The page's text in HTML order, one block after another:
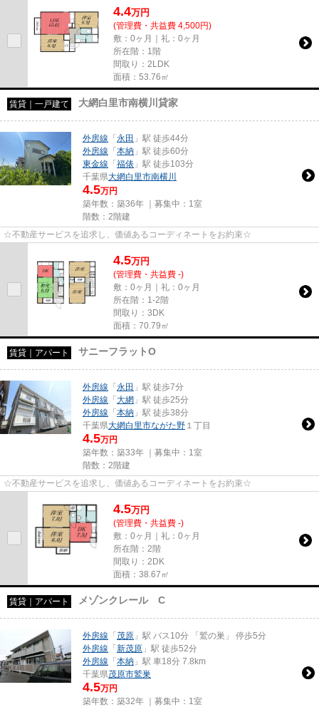
4.4万円
(管理費・共益費 4,500円)
敷：0ヶ月｜礼：0ヶ月
所在階：1階
間取り：2LDK
面積：53.76㎡
賃貸｜一戸建て 大網白里市南横川貸家
外房線 「永田 」駅 徒歩44分
外房線 「本納 」駅 徒歩60分
東金線 「福俵 」駅 徒歩103分
千葉県大網白里市南横川
4.5万円
築年数：築36年 ｜募集中： 1室
階数：2階建
☆不動産サービスを追求し、価値あるコーディネートをお約束☆
4.5万円
(管理費・共益費 -)
敷：0ヶ月｜礼：0ヶ月
所在階：1-2階
間取り：3DK
面積：70.79㎡
賃貸｜アパート サニーフラットO
外房線 「永田 」駅 徒歩7分
外房線 「大網 」駅 徒歩25分
外房線 「本納 」駅 徒歩38分
千葉県大網白里市ながた野 １丁目
4.5万円
築年数：築33年 ｜募集中： 1室
階数：2階建
☆不動産サービスを追求し、価値あるコーディネートをお約束☆
4.5万円
(管理費・共益費 -)
敷：0ヶ月｜礼：0ヶ月
所在階：2階
間取り：2DK
面積：38.67㎡
賃貸｜アパート メゾンクレール C
外房線 「茂原 」駅 バス10分 「鷲の巣」 停歩5分
外房線 「新茂原 」駅 徒歩52分
外房線 「本納 」駅 車18分 7.8km
千葉県茂原市鷲巣
4.5万円
築年数：築32年 ｜募集中： 1室